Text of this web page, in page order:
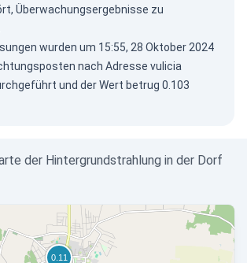
Überwachungsergebnisse zu
wurden um 15:55, 28 Oktober 2024
nach Adresse vulicia
und der Wert betrug 0.103
der Hintergrundstrahlung in der Dorf